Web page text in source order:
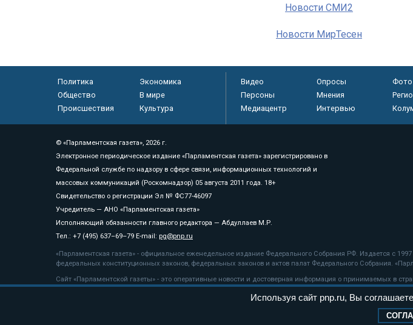
Новости СМИ2
Новости МирТесен
Политика
Экономика
Общество
В мире
Происшествия
Культура
Видео Опросы
Фото
Персоны
Мнения
Медиацентр
Интервью
© «Парламентская газета», 2026 г.
Электронное периодическое издание «Парламентская газета» зарегистрировано в
Федеральной службе по надзору в сфере связи, информационных технологий и
массовых коммуникаций (Роскомнадзор) 05 августа 2011 года. 18+
Свидетельство о регистрации Эл № ФС77-46097
Учредитель — АНО «Парламентская газета»
Исполняющий обязанности главного редактора — Абдуллаев М.Р.
Тел.: +7 (495) 637–69–79 E-mail: pg@pnp.ru
«Парламентская газета» - официальное еженедельное издание Федерального Собрания РФ. Издается с
федеральных конституционных законов, федеральных законов и актов палат Федерального Собрания.
Сайт «Парламентской газеты» - это оперативные новости и достоверная информация о принимаемых в
«Парламентской газеты» активная ссылка на pnp.ru обязательна.
рекомендательные технологии
Используя сайт pnp.ru, Вы